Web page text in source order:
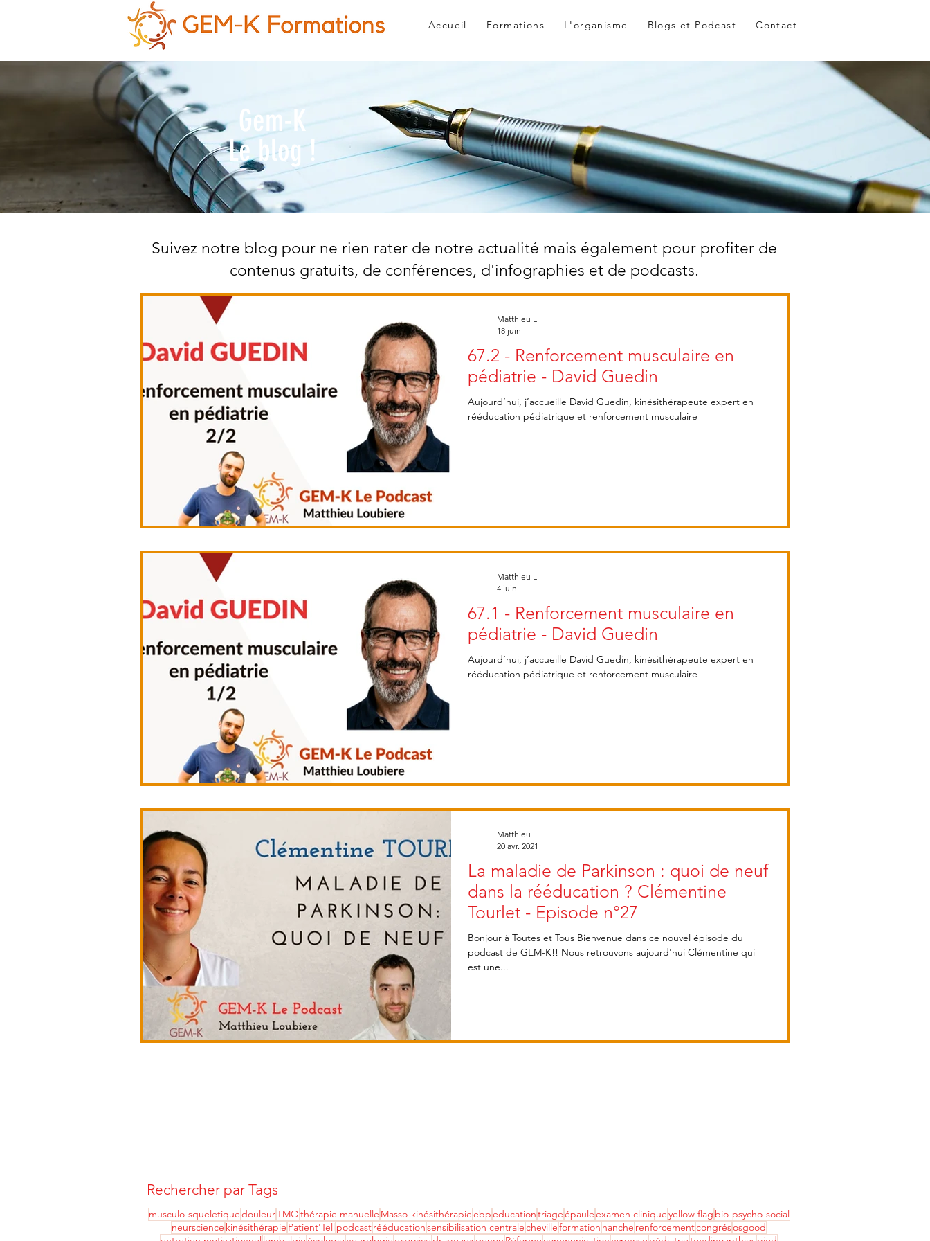
Accueil Formations L'organisme Blogs et Podcast Contact
Gem-K
Le blog !
67.2 - Renforcement musculaire en
pédiatrie - David Guedin
Aujourd’hui, j’accueille David Guedin, kinésithérapeute expert en
rééducation pédiatrique et renforcement musculaire
Matthieu L
18 juin
67.1 - Renforcement musculaire en
pédiatrie - David Guedin
Aujourd’hui, j’accueille David Guedin, kinésithérapeute expert en
rééducation pédiatrique et renforcement musculaire
Matthieu L
4 juin
La maladie de Parkinson : quoi de neuf
dans la rééducation ? Clémentine
Tourlet - Episode n°27
Bonjour à Toutes et Tous Bienvenue dans ce nouvel épisode du
podcast de GEM-K!! Nous retrouvons aujourd'hui Clémentine qui
est une...
Matthieu L
20 avr. 2021
Suivez notre blog pour ne rien rater de notre actualité mais également pour profiter de
contenus gratuits, de conférences, d'infographies et de podcasts.
Rechercher par Tags
musculo-squeletiquedouleurTMOthérapie manuelle Masso-kinésithérapieebpeducationtriageépauleexamen cliniqueyellow flag bio-psycho-social
neurscience kinésithérapie Patient'Tell podcastrééducationsensibilisation centralechevilleformation hanche renforcementcongrésosgood